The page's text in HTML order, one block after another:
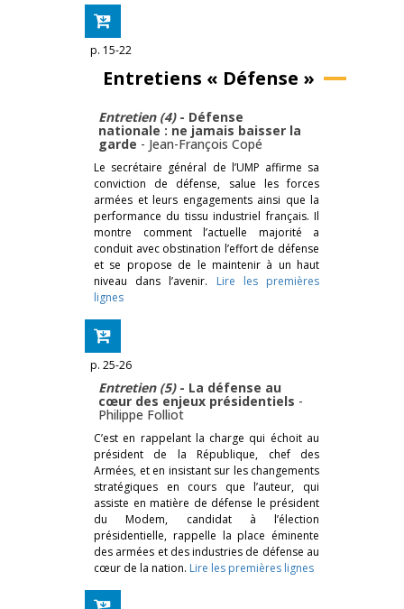
p. 15-22
Entretiens « Défense »
Entretien (4)- ­Défense
nationale : ne jamais baisser la
garde - Jean-François Copé
Le secrétaire général de l’UMP affirme sa
conviction de défense, salue les forces
armées et leurs engagements ainsi que la
performance du tissu industriel français. Il
montre comment l’actuelle majorité a
conduit avec obstination l’effort de défense
et se propose de le maintenir à un haut
niveau dans l’avenir. Lire les premières
lignes
p. 25-26
Entretien (5)-­ La défense au
cœur des enjeux présidentiels -
Philippe Folliot
C’est en rappelant la charge qui échoit au
président de la République, chef des
Armées, et en insistant sur les chan­gements
stratégiques en cours que l’auteur, qui
assiste en matière de défense le président
du Modem, candidat à l’élection
présidentielle, rappelle la place éminente
des armées et des industries de défense au
cœur de la nation. Lire les premières lignes